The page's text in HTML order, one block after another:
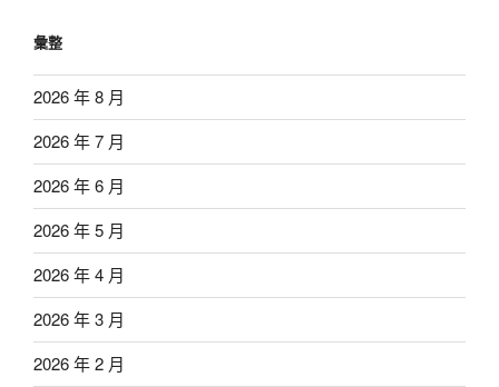
彙整
2026 年 8 月
2026 年 7 月
2026 年 6 月
2026 年 5 月
2026 年 4 月
2026 年 3 月
2026 年 2 月